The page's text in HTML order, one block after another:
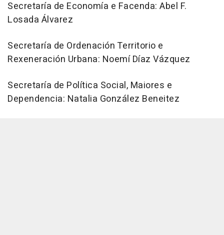
Secretaría de Economía e Facenda: Abel F.
Losada Álvarez
Secretaría de Ordenación Territorio e
Rexeneración Urbana: Noemí Díaz Vázquez
Secretaría de Política Social, Maiores e
Dependencia: Natalia González Beneitez